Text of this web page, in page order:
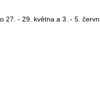
27. - 29. května a 3. - 5.